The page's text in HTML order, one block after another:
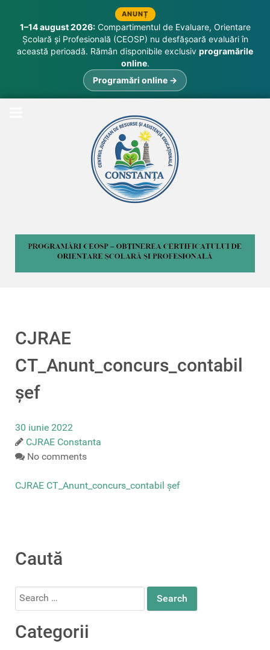
ANUNȚ
1–14 august 2026:Compartimentul de Evaluare, Orientare
Școlară și Profesională (CEOSP) nu desfășoară evaluări în
această perioadă. Rămân disponibile exclusiv programările
online.
Programări online →
CJRAE
CT_Anunt_concurs_contabil
șef
30 iunie 2022
CJRAE Constanta
No comments
CJRAE CT_Anunt_concurs_contabil șef
Caută
Search
Categorii